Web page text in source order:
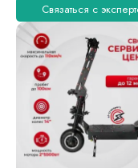
Связаться с